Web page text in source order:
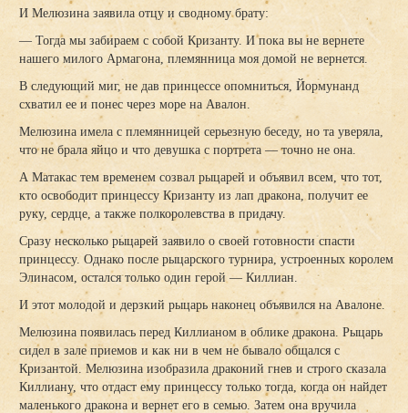
И Мелюзина заявила отцу и сводному брату:
— Тогда мы забираем с собой Кризанту. И пока вы не вернете
нашего милого Армагона, племянница моя домой не вернется.
В следующий миг, не дав принцессе опомниться, Йормунанд
схватил ее и понес через море на Авалон.
Мелюзина имела с племянницей серьезную беседу, но та уверяла,
что не брала яйцо и что девушка с портрета — точно не она.
А Матакас тем временем созвал рыцарей и объявил всем, что тот,
кто освободит принцессу Кризанту из лап дракона, получит ее
руку, сердце, а также полкоролевства в придачу.
Сразу несколько рыцарей заявило о своей готовности спасти
принцессу. Однако после рыцарского турнира, устроенных королем
Элинасом, остался только один герой — Киллиан.
И этот молодой и дерзкий рыцарь наконец объявился на Авалоне.
Мелюзина появилась перед Киллианом в облике дракона. Рыцарь
сидел в зале приемов и как ни в чем не бывало общался с
Кризантой. Мелюзина изобразила драконий гнев и строго сказала
Киллиану, что отдаст ему принцессу только тогда, когда он найдет
маленького дракона и вернет его в семью. Затем она вручила